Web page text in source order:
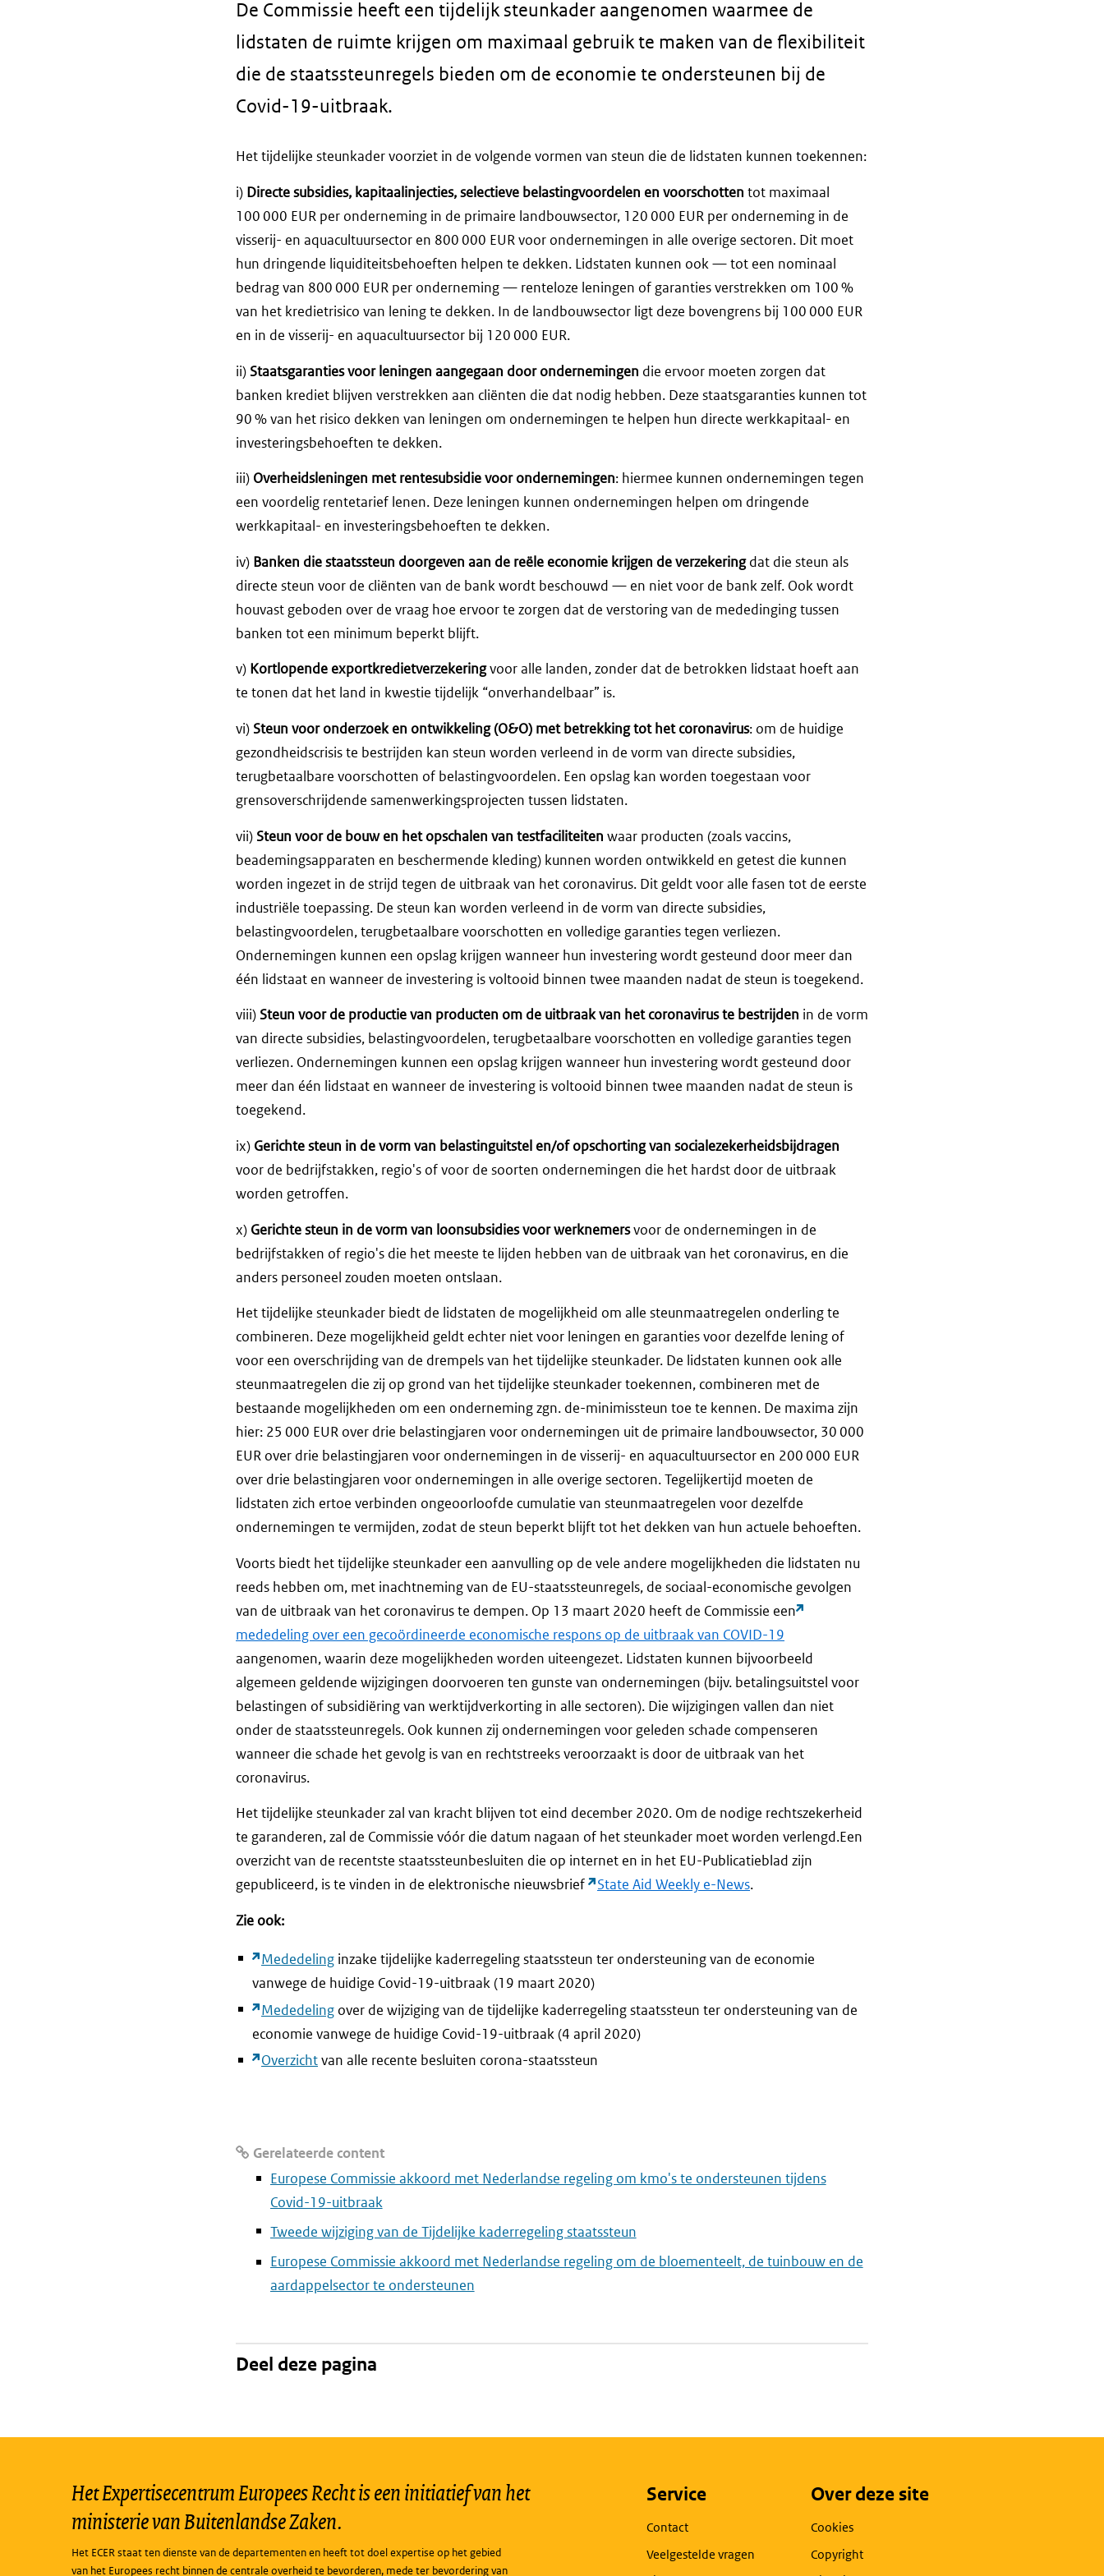
De Commissie heeft een tijdelijk steunkader aangenomen waarmee de
lidstaten de ruimte krijgen om maximaal gebruik te maken van de flexibiliteit
die de staatssteunregels bieden om de economie te ondersteunen bij de
Covid-19-uitbraak.
Het tijdelijke steunkader voorziet in de volgende vormen van steun die de lidstaten kunnen toekennen:
i) Directe subsidies, kapitaalinjecties, selectieve belastingvoordelen en voorschotten tot maximaal
100 000 EUR per onderneming in de primaire landbouwsector, 120 000 EUR per onderneming in de
visserij- en aquacultuursector en 800 000 EUR voor ondernemingen in alle overige sectoren. Dit moet
hun dringende liquiditeitsbehoeften helpen te dekken. Lidstaten kunnen ook — tot een nominaal
bedrag van 800 000 EUR per onderneming — renteloze leningen of garanties verstrekken om 100 %
van het kredietrisico van lening te dekken. In de landbouwsector ligt deze bovengrens bij 100 000 EUR
en in de visserij- en aquacultuursector bij 120 000 EUR.
ii) Staatsgaranties voor leningen aangegaan door ondernemingen die ervoor moeten zorgen dat
banken krediet blijven verstrekken aan cliënten die dat nodig hebben. Deze staatsgaranties kunnen tot
90 % van het risico dekken van leningen om ondernemingen te helpen hun directe werkkapitaal- en
investeringsbehoeften te dekken.
iii) Overheidsleningen met rentesubsidie voor ondernemingen: hiermee kunnen ondernemingen tegen
een voordelig rentetarief lenen. Deze leningen kunnen ondernemingen helpen om dringende
werkkapitaal- en investeringsbehoeften te dekken.
iv) Banken die staatssteun doorgeven aan de reële economie krijgen de verzekeringdat die steun als
directe steun voor de cliënten van de bank wordt beschouwd — en niet voor de bank zelf. Ook wordt
houvast geboden over de vraag hoe ervoor te zorgen dat de verstoring van de mededinging tussen
banken tot een minimum beperkt blijft.
v) Kortlopende exportkredietverzekeringvoor alle landen, zonder dat de betrokken lidstaat hoeft aan
te tonen dat het land in kwestie tijdelijk “onverhandelbaar” is.
vi) Steun voor onderzoek en ontwikkeling (O&O) met betrekking tot het coronavirus: om de huidige
gezondheidscrisis te bestrijden kan steun worden verleend in de vorm van directe subsidies,
terugbetaalbare voorschotten of belastingvoordelen. Een opslag kan worden toegestaan voor
grensoverschrijdende samenwerkingsprojecten tussen lidstaten.
vii) Steun voor de bouw en het opschalen van testfaciliteiten waar producten (zoals vaccins,
beademingsapparaten en beschermende kleding) kunnen worden ontwikkeld en getest die kunnen
worden ingezet in de strijd tegen de uitbraak van het coronavirus. Dit geldt voor alle fasen tot de eerste
industriële toepassing. De steun kan worden verleend in de vorm van directe subsidies,
belastingvoordelen, terugbetaalbare voorschotten en volledige garanties tegen verliezen.
Ondernemingen kunnen een opslag krijgen wanneer hun investering wordt gesteund door meer dan
één lidstaat en wanneer de investering is voltooid binnen twee maanden nadat de steun is toegekend.
viii) Steun voor de productie van producten om de uitbraak van het coronavirus te bestrijden in de vorm
van directe subsidies, belastingvoordelen, terugbetaalbare voorschotten en volledige garanties tegen
verliezen. Ondernemingen kunnen een opslag krijgen wanneer hun investering wordt gesteund door
meer dan één lidstaat en wanneer de investering is voltooid binnen twee maanden nadat de steun is
toegekend.
ix) Gerichte steun in de vorm van belastinguitstel en/of opschorting van socialezekerheidsbijdragen
voor de bedrijfstakken, regio's of voor de soorten ondernemingen die het hardst door de uitbraak
worden getroffen.
x) Gerichte steun in de vorm van loonsubsidies voor werknemersvoor de ondernemingen in de
bedrijfstakken of regio's die het meeste te lijden hebben van de uitbraak van het coronavirus, en die
anders personeel zouden moeten ontslaan.
Het tijdelijke steunkader biedt de lidstaten de mogelijkheid om alle steunmaatregelen onderling te
combineren. Deze mogelijkheid geldt echter niet voor leningen en garanties voor dezelfde lening of
voor een overschrijding van de drempels van het tijdelijke steunkader. De lidstaten kunnen ook alle
steunmaatregelen die zij op grond van het tijdelijke steunkader toekennen, combineren met de
bestaande mogelijkheden om een onderneming zgn. de-minimissteun toe te kennen. De maxima zijn
hier: 25 000 EUR over drie belastingjaren voor ondernemingen uit de primaire landbouwsector, 30 000
EUR over drie belastingjaren voor ondernemingen in de visserij- en aquacultuursector en 200 000 EUR
over drie belastingjaren voor ondernemingen in alle overige sectoren. Tegelijkertijd moeten de
lidstaten zich ertoe verbinden ongeoorloofde cumulatie van steunmaatregelen voor dezelfde
ondernemingen te vermijden, zodat de steun beperkt blijft tot het dekken van hun actuele behoeften.
Voorts biedt het tijdelijke steunkader een aanvulling op de vele andere mogelijkheden die lidstaten nu
reeds hebben om, met inachtneming van de EU-staatssteunregels, de sociaal-economische gevolgen
van de uitbraak van het coronavirus te dempen. Op 13 maart 2020 heeft de Commissie een
mededeling over een gecoördineerde economische respons op de uitbraak van COVID-19
aangenomen, waarin deze mogelijkheden worden uiteengezet. Lidstaten kunnen bijvoorbeeld
algemeen geldende wijzigingen doorvoeren ten gunste van ondernemingen (bijv. betalingsuitstel voor
belastingen of subsidiëring van werktijdverkorting in alle sectoren). Die wijzigingen vallen dan niet
onder de staatssteunregels. Ook kunnen zij ondernemingen voor geleden schade compenseren
wanneer die schade het gevolg is van en rechtstreeks veroorzaakt is door de uitbraak van het
coronavirus.
Het tijdelijke steunkader zal van kracht blijven tot eind december 2020. Om de nodige rechtszekerheid
te garanderen, zal de Commissie vóór die datum nagaan of het steunkader moet worden verlengd.Een
overzicht van de recentste staatssteunbesluiten die op internet en in het EU-Publicatieblad zijn
gepubliceerd, is te vinden in de elektronische nieuwsbrief
State Aid Weekly e-News.
Zie ook:
Mededeling inzake tijdelijke kaderregeling staatssteun ter ondersteuning van de economie
vanwege de huidige Covid-19-uitbraak (19 maart 2020)
Mededeling over de wijziging van de tijdelijke kaderregeling staatssteun ter ondersteuning van de
economie vanwege de huidige Covid-19-uitbraak (4 april 2020)
Overzichtvan alle recente besluiten corona-staatssteun
Gerelateerde content
Europese Commissie akkoord met Nederlandse regeling om kmo's te ondersteunen tijdens
Covid-19-uitbraak
Tweede wijziging van de Tijdelijke kaderregeling staatssteun
Europese Commissie akkoord met Nederlandse regeling om de bloementeelt, de tuinbouw en de
aardappelsector te ondersteunen
Deel deze pagina
Het Expertisecentrum Europees Recht is een initiatief van het
ministerie van Buitenlandse Zaken.
Het ECER staat ten dienste van de departementen en heeft tot doel expertise op het gebied
van het Europees recht binnen de centrale overheid te bevorderen, mede ter bevordering van
Service
Contact
Veelgestelde vragen
Over deze site
Cookies
Copyright